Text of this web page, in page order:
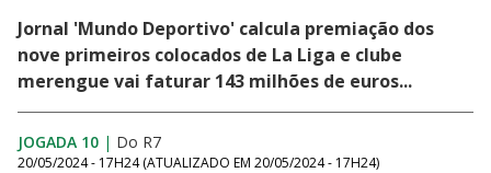
Jornal 'Mundo Deportivo' calcula premiação dos
nove primeiros colocados de La Liga e clube
merengue vai faturar 143 milhões de euros...
JOGADA 10 | Do R7
20/05/2024 - 17H24 (ATUALIZADO EM 20/05/2024 - 17H24)